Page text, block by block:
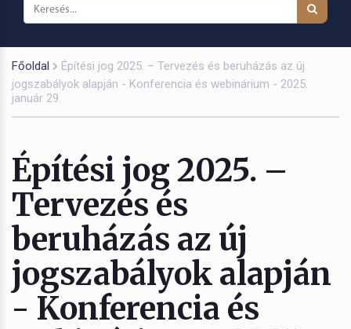
Főoldal
Építési jog 2025. – Tervezés és beruházás az új
jogszabályok alapján - Konferencia és webinárium - 2025.
január 29.
Építési jog 2025. –
Tervezés és
beruházás az új
jogszabályok alapján
- Konferencia és